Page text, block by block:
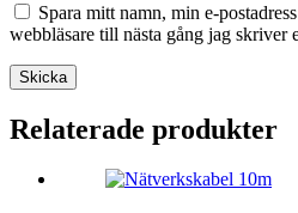
Spara mitt namn, min e-
webbläsare till nästa gång jag skriver
Skicka
Relaterade produkter